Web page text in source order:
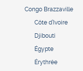
Congo Brazzaville
Côte d’Ivoire
Djibouti
Égypte
Érythrée